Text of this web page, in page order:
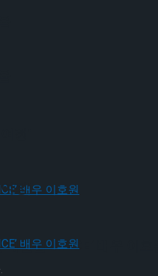
’
벨업 on ICE’ 배우 이호원
정’